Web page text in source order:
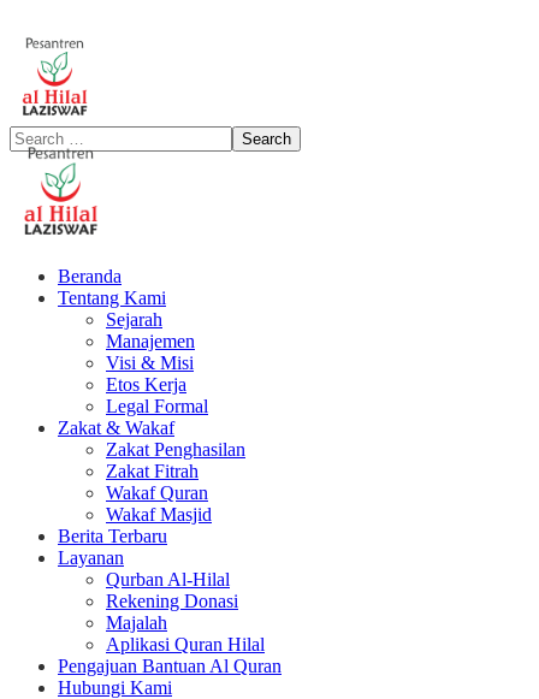
Beranda
Tentang Kami
Sejarah
Manajemen
Visi & Misi
Etos Kerja
Legal Formal
Zakat & Wakaf
Zakat Penghasilan
Zakat Fitrah
Wakaf Quran
Wakaf Masjid
Berita Terbaru
Layanan
Qurban Al-Hilal
Rekening Donasi
Majalah
Aplikasi Quran Hilal
Pengajuan Bantuan Al Quran
Hubungi Kami